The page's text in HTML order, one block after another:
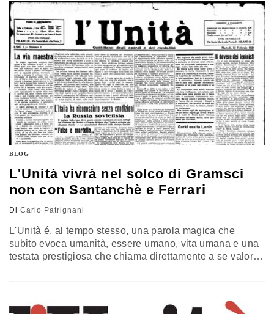
con il 51% della Nie, Matteo Fago. E' un…
BLOG
L'Unità vivrà nel solco di Gramsci
non con Santanchè e Ferrari
Di Carlo Patrignani
L'Unità é, al tempo stesso, una parola magica che
subito evoca umanità, essere umano, vita umana e una
testata prestigiosa che chiama direttamente a se valori
fondatore Antonio Gramsci che le diede quel nome puro